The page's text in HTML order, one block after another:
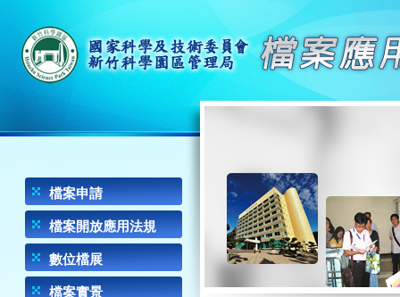
檔案申請
服務項目及資訊
申請書表
Q&A
檔案開放應用法規
數位檔展
歷史回顧
檔案實景